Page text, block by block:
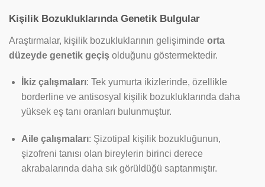
Kişilik Bozukluklarında Genetik Bulgular
Araştırmalar, kişilik bozukluklarının gelişiminde orta
düzeyde genetik geçiş olduğunu göstermektedir.
İkiz çalışmaları: Tek yumurta ikizlerinde, özellikle
borderline ve antisosyal kişilik bozukluklarında daha
yüksek eş tanı oranları bulunmuştur.
Aile çalışmaları: Şizotipal kişilik bozukluğunun,
şizofreni tanısı olan bireylerin birinci derece
akrabalarında daha sık görüldüğü saptanmıştır.